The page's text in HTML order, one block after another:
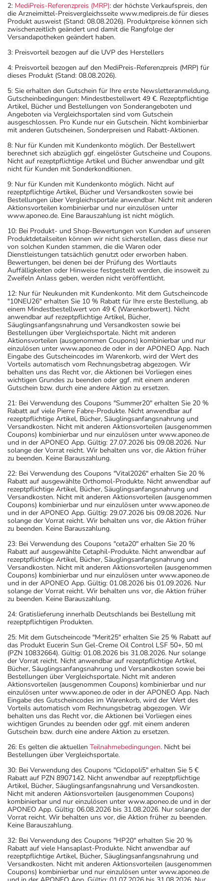
2: MediPreis-Referenzpreis (MRP): der höchste Verkaufspreis, den
die Arzneimittel-Preisvergleichsseite www.medipreis.de für dieses
Produkt ausweist (Stand: 08.08.2026). Produktpreise können sich
zwischenzeitlich geändert und damit die Rangfolge der
Versandapotheken geändert haben.
3: Preisvorteil bezogen auf die UVP des Herstellers
4: Preisvorteil bezogen auf den MediPreis-Referenzpreis (MRP) für
dieses Produkt (Stand: 08.08.2026).
5: Sie erhalten den Gutschein für Ihre erste Newsletteranmeldung.
Gutscheinbedingungen: Mindestbestellwert 49 €. Rezeptpflichtige
Artikel, Bücher und Bestellungen von Sonderangeboten und
Angeboten via Vergleichsportalen sind vom Gutschein
ausgeschlossen. Pro Kunde nur ein Gutschein. Nicht kombinierbar
mit anderen Gutscheinen, Sonderpreisen und Rabatt-Aktionen.
8: Nur für Kunden mit Kundenkonto möglich. Der Bestellwert
berechnet sich abzüglich ggf. eingelöster Gutscheine und Coupons.
Nicht auf rezeptpflichtige Artikel und Bücher anwendbar und gilt
nicht für Kunden mit Sonderkonditionen.
9: Nur für Kunden mit Kundenkonto möglich. Nicht auf
rezeptpflichtige Artikel, Bücher und Versandkosten sowie bei
Bestellungen über Vergleichsportale anwendbar. Nicht mit anderen
Aktionsvorteilen kombinierbar und nur einzulösen unter
www.aponeo.de. Eine Barauszahlung ist nicht möglich.
10: Bei Produkt- und Shop-Bewertungen von Kunden auf unseren
Produktdetailseiten können wir nicht sicherstellen, dass diese nur
von solchen Kunden stammen, die die Waren oder
Dienstleistungen tatsächlich genutzt oder erworben haben.
Bewertungen, bei denen bei der Prüfung des Wortlauts
Auffälligkeiten oder Hinweise festgestellt werden, die insoweit zu
Zweifeln Anlass geben, werden nicht veröffentlicht.
12: Nur für Neukunden mit Kundenkonto. Mit dem Gutscheincode
"10NEU26" erhalten Sie 10 % Rabatt für Ihre erste Bestellung, ab
einem Mindestbestellwert von 49 € (Warenkorbwert). Nicht
anwendbar auf rezeptpflichtige Artikel, Bücher,
Säuglingsanfangsnahrung und Versandkosten sowie bei
Bestellungen über Vergleichsportale. Nicht mit anderen
Aktionsvorteilen (ausgenommen Coupons) kombinierbar und nur
einzulösen unter www.aponeo.de oder in der APONEO App. Nach
Eingabe des Gutscheincodes im Warenkorb, wird der Wert des
Vorteils automatisch vom Rechnungsbetrag abgezogen. Wir
behalten uns das Recht vor, die Aktionen bei Vorliegen eines
wichtigen Grundes zu beenden oder ggf. mit einem anderen
Gutschein bzw. durch eine andere Aktion zu ersetzen.
21: Bei Verwendung des Coupons "Summer20" erhalten Sie 20 %
Rabatt auf viele Pierre Fabre-Produkte. Nicht anwendbar auf
rezeptpflichtige Artikel, Bücher, Säuglingsanfangsnahrung und
Versandkosten. Nicht mit anderen Aktionsvorteilen (ausgenommen
Coupons) kombinierbar und nur einzulösen unter www.aponeo.de
und in der APONEO App. Gültig: 27.07.2026 bis 09.08.2026. Nur
solange der Vorrat reicht. Wir behalten uns vor, die Aktion früher
zu beenden. Keine Barauszahlung.
22: Bei Verwendung des Coupons "Vital2026" erhalten Sie 20 %
Rabatt auf ausgewählte Orthomol-Produkte. Nicht anwendbar auf
rezeptpflichtige Artikel, Bücher, Säuglingsanfangsnahrung und
Versandkosten. Nicht mit anderen Aktionsvorteilen (ausgenommen
Coupons) kombinierbar und nur einzulösen unter www.aponeo.de
und in der APONEO App. Gültig: 29.07.2026 bis 09.08.2026. Nur
solange der Vorrat reicht. Wir behalten uns vor, die Aktion früher
zu beenden. Keine Barauszahlung.
23: Bei Verwendung des Coupons "ceta20" erhalten Sie 20 %
Rabatt auf ausgewählte Cetaphil-Produkte. Nicht anwendbar auf
rezeptpflichtige Artikel, Bücher, Säuglingsanfangsnahrung und
Versandkosten. Nicht mit anderen Aktionsvorteilen (ausgenommen
Coupons) kombinierbar und nur einzulösen unter www.aponeo.de
und in der APONEO App. Gültig: 01.08.2026 bis 01.09.2026. Nur
solange der Vorrat reicht. Wir behalten uns vor, die Aktion früher
zu beenden. Keine Barauszahlung.
24: Gratislieferung innerhalb Deutschlands bei Bestellung mit
rezeptpflichtigen Produkten.
25: Mit dem Gutscheincode "Merit25" erhalten Sie 25 % Rabatt auf
das Produkt Eucerin Sun Gel-Creme Oil Control LSF 50+, 50 ml
(PZN 10832664). Gültig: 01.08.2026 bis 31.08.2026. Nur solange
der Vorrat reicht. Nicht anwendbar auf rezeptpflichtige Artikel,
Bücher, Säuglingsanfangsnahrung und Versandkosten sowie bei
Bestellungen über Vergleichsportale. Nicht mit anderen
Aktionsvorteilen (ausgenommen Coupons) kombinierbar und nur
einzulösen unter www.aponeo.de oder in der APONEO App. Nach
Eingabe des Gutscheincodes im Warenkorb, wird der Wert des
Vorteils automatisch vom Rechnungsbetrag abgezogen. Wir
behalten uns das Recht vor, die Aktionen bei Vorliegen eines
wichtigen Grundes zu beenden oder ggf. mit einem anderen
Gutschein bzw. durch eine andere Aktion zu ersetzen.
26: Es gelten die aktuellen Teilnahmebedingungen. Nicht bei
Bestellungen über Vergleichsportale.
30: Bei Verwendung des Coupons "Ciclopoli5" erhalten Sie 5 €
Rabatt auf PZN 8907142. Nicht anwendbar auf rezeptpflichtige
Artikel, Bücher, Säuglingsanfangsnahrung und Versandkosten.
Nicht mit anderen Aktionsvorteilen (ausgenommen Coupons)
kombinierbar und nur einzulösen unter www.aponeo.de und in der
APONEO App. Gültig: 06.08.2026 bis 31.08.2026. Nur solange der
Vorrat reicht. Wir behalten uns vor, die Aktion früher zu beenden.
Keine Barauszahlung.
32: Bei Verwendung des Coupons "HP20" erhalten Sie 20 %
Rabatt auf viele Hansaplast-Produkte. Nicht anwendbar auf
rezeptpflichtige Artikel, Bücher, Säuglingsanfangsnahrung und
Versandkosten. Nicht mit anderen Aktionsvorteilen (ausgenommen
Coupons) kombinierbar und nur einzulösen unter www.aponeo.de